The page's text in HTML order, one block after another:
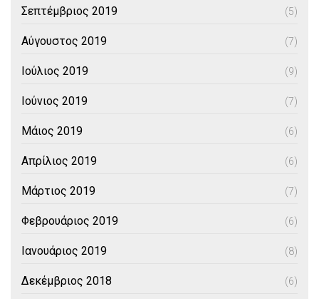
Σεπτέμβριος 2019 (5)
Αύγουστος 2019 (7)
Ιούλιος 2019 (9)
Ιούνιος 2019 (7)
Μάιος 2019 (6)
Απρίλιος 2019 (6)
Μάρτιος 2019 (7)
Φεβρουάριος 2019 (6)
Ιανουάριος 2019 (8)
Δεκέμβριος 2018 (6)